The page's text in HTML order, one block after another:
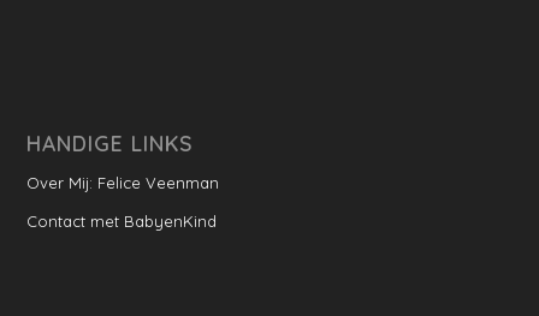
HANDIGE LINKS
Over Mij: Felice Veenman
Contact met BabyenKind